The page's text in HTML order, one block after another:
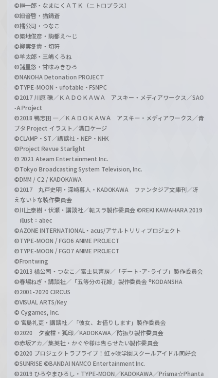
©榊一郎・なまにくＡＴＫ（ニトロプラス）
©細音啓・猫鍋蒼
©橘公司・つなこ
©築地俊彦・駒都え～じ
©柳実冬貴・切符
©羊太郎・三嶋くろね
©諸星悠・甘味みきひろ
©NANOHA Detonation PROJECT
©TYPE-MOON・ufotable・FSNPC
©2017 川原 礫／ＫＡＤＯＫＡＷＡ アスキー・メディアワークス／SAO
-A Project
©2018 鴨志田 一／ＫＡＤＯＫＡＷＡ アスキー・メディアワークス／青
ブタ Project イラスト／溝口ケージ
©CLAMP・ST／講談社・NEP・NHK
©Project Revue Starlight
© 2021 Ateam Entertainment Inc.
©Tokyo Broadcasting System Television, Inc.
©DMM / C2 / KADOKAWA
©2017 丸戸史明・深崎暮人・KADOKAWA ファンタジア文庫刊／冴
えない♭な製作委員会
©川上泰樹・伏瀬・講談社／転スラ製作委員会 ©REKI KAWAHARA 2019
illust：abec
©AZONE INTERNATIONAL・acus/アサルトリリィプロジェクト
©TYPE-MOON / FGO6 ANIME PROJECT
©TYPE-MOON / FGO7 ANIME PROJECT
©Frontwing
©2013 橘公司・つなこ／富士見書房／「デート･ア･ライブ」製作委員会
©春場ねぎ・講談社／「五等分の花嫁」製作委員会 ®KODANSHA
©2001-2020 CIRCUS
©VISUAL ARTS/Key
© Cygames, Inc.
© 宮島礼吏・講談社／「彼女、お借りします」製作委員会
©2020 夕蜜柑・狐印／KADOKAWA／防振り製作委員会
©赤坂アカ／集英社・かぐや様は告らせたい製作委員会
©2020 プロジェクトラブライブ！虹ヶ咲学園スクールアイドル同好会
©SUNRISE ©BANDAI NAMCO Entertainment Inc.
©2019 ひろやまひろし・TYPE-MOON／KADOKAWA／Prisma☆Phanta